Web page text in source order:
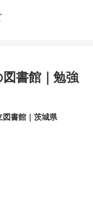
書館｜勉強
図書館｜茨城県